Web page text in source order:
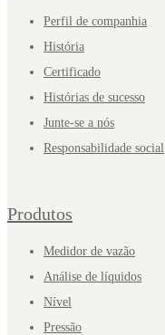
Perfil de companhia
História
Certificado
Histórias de sucesso
Junte-se a nós
Responsabilidade social
Produtos
Medidor de vazão
Análise de líquidos
Nível
Pressão